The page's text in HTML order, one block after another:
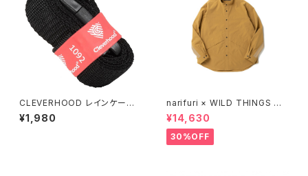
CLEVERHOOD レインケープ
ベルト
¥1,980
narifuri × WILD THINGS デ
¥14,630
30%OFF